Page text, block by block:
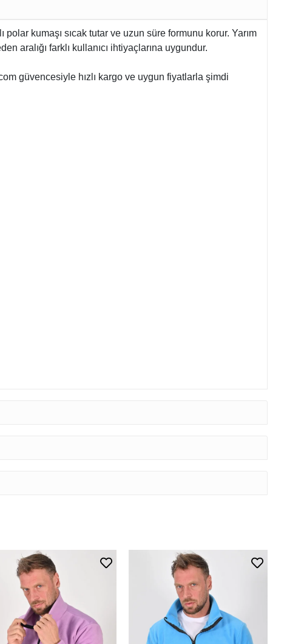
kumaşı sıcak tutar ve uzun süre formunu korur. Yarım
aralığı farklı kullanıcı ihtiyaçlarına uygundur.
güvencesiyle hızlı kargo ve uygun fiyatlarla şimdi